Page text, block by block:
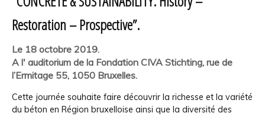
Restoration – Prospective”.
Le 18 octobre 2019.
A l' auditorium de la Fondation CIVA Stichting, rue de
l’Ermitage 55, 1050 Bruxelles.
Cette journée souhaite faire découvrir la richesse et la variété
du béton en Région bruxelloise ainsi que la diversité des